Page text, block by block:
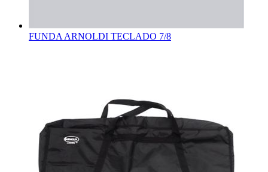
FUNDA ARNOLDI TECLADO 7/8